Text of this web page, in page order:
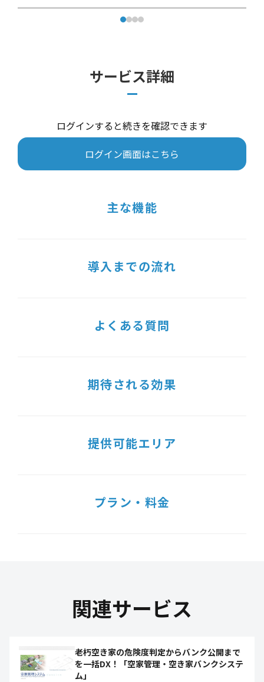
サービス詳細
ログインすると続きを確認できます
ログイン画面はこちら
主な機能
導入までの流れ
よくある質問
期待される効果
提供可能エリア
プラン・料金
関連サービス
老朽空き家の危険度判定からバンク公開まで
を一括DX！「空家管理・空き家バンクシステ
ム」